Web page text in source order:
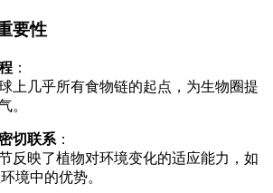
要性
：
上几乎所有食物链的起点，为生物圈提
。
切联系 ：
反映了植物对环境变化的适应能力，如
境中的优势。